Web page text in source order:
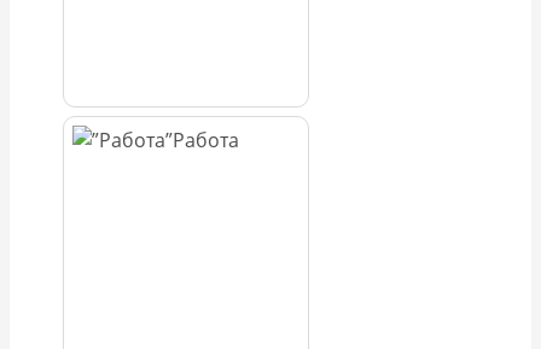
Работа